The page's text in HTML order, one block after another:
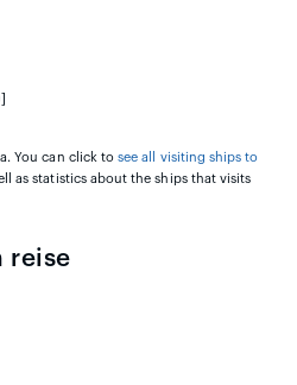
You can click tosee all visiting ships to
as statistics about the ships that visits
reise